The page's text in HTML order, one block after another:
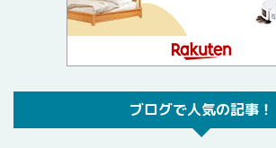
ブログで人気の記事！